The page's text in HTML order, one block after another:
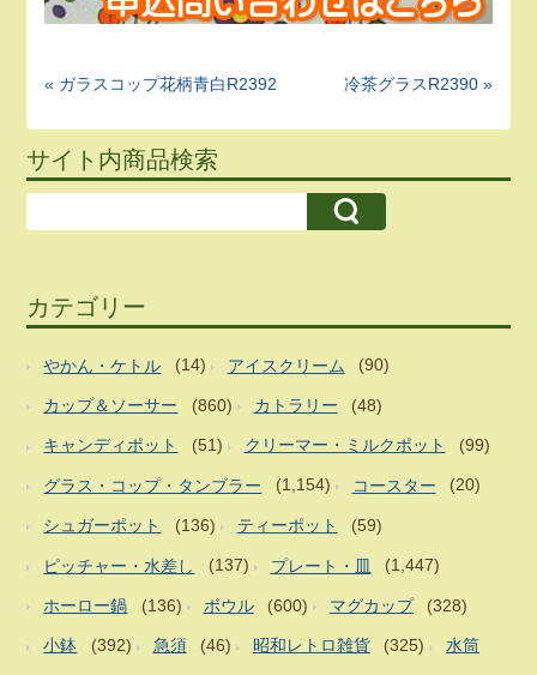
« ガラスコップ花柄青白R2392 冷茶グラスR2390 »
サイト内商品検索
カテゴリー
やかん・ケトル (14) アイスクリーム (90)
カップ＆ソーサー (860) カトラリー (48)
キャンディポット (51) クリーマー・ミルクポット (99)
グラス・コップ・タンブラー (1,154) コースター (20)
シュガーポット (136) ティーポット (59)
ピッチャー・水差し (137) プレート・皿 (1,447)
ホーロー鍋 (136) ボウル (600) マグカップ (328)
小鉢 (392) 急須 (46) 昭和レトロ雑貨 (325) 水筒